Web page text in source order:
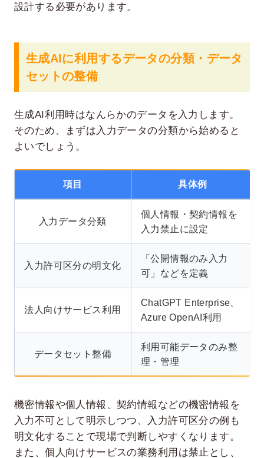
設計する必要があります。
生成AIに利用するデータの分類・データ
セットの整備
生成AI利用時はなんらかのデータを入力します。
そのため、まずは入力データの分類から始めると
よいでしょう。
項目 具体例
入力データ分類
個人情報・契約情報を
入力禁止に設定
入力許可区分の明文化
「公開情報のみ入力
可」などを定義
法人向けサービス利用
ChatGPT Enterprise、
Azure OpenAI利用
データセット整備
利用可能データのみ整
理・管理
機密情報や個人情報、契約情報などの機密情報を
入力不可として明示しつつ、入力許可区分の例も
明文化することで現場で判断しやすくなります。
また、個人向けサービスの業務利用は禁止とし、